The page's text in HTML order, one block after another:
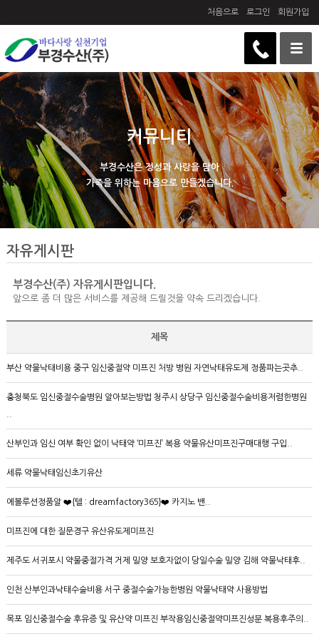
처음으로 로그인 회원가입
커뮤니티
부경수산은 정성과 사랑을 담아
가족을 위하는 마음으로 만들겠습니다.
자유게시판
부경수산(주) 자유게시판입니다.
앞으로 좀 더 많은 서비스를 제공해 드릴것을 약속 드리겠습니다.
제목
부산 약물낙태비용 중구 임신중절약 미프진 처방 병원 자연낙태유도제 정품파는곳추..
충청북도 임신중절수술병원 알아보는방법 청주시 상당구 임신중절수술비용저렴한병원
산부인과 임신 여부 확인 없이 낙태약 ‘미프진’ 복용 약물유산미프진구매대행 구입..
세류 약물낙태임신초기유산
에볼루션정품알 ❤️{텔 : dreamfactory365}❤️ 카지노 밴..
미프진에 대한 질문경구 유산유도제미­프진
제주도 서귀포시 약물중절가격 거제 밀양 보호자없이 당일수술 밀양 김해 약물낙태후..
인천 산부인과낙태수술비용 서구 중절수술가능한병원 약물낙­태약 사용방법
목포 임신중절수술 후유증 및 유산약 미프진 부작용임신중절약미프진성분 복용후주의..